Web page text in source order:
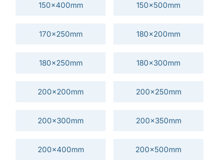
150x400mm 150x500mm
170x250mm 180x200mm
180x250mm 180x300mm
200x200mm 200x250mm
200x300mm 200x350mm
200x400mm 200x500mm